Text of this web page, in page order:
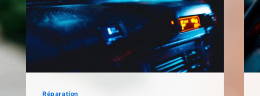
Réparation